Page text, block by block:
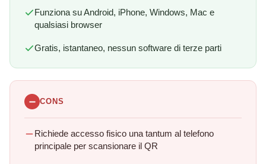
Funziona su Android, iPhone, Windows, Mac e
qualsiasi browser
Gratis, istantaneo, nessun software di terze parti
CONS
Richiede accesso fisico una tantum al telefono
principale per scansionare il QR